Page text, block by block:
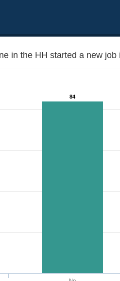
in the HH started a new
84